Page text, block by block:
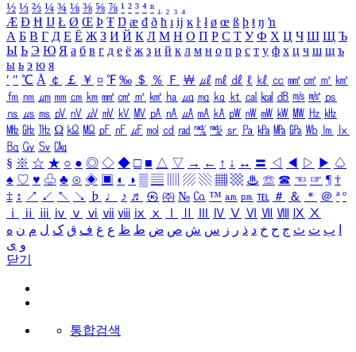
½ ⅓ ⅔ ¼ ¾ ⅛ ⅜ ⅝ ⅞ ¹ ² ³ ⁴ ⁿ ₁ ₂ ₃ ₄
Æ Ð Ħ Ĳ Ł Ø Œ Þ Ŧ Ŋ æ đ ð ħ ı ĳ ĸ ŀ ł ø œ ß þ ŧ ŋ ŉ
А Б В Г Д Е Ё Ж З И Й К Л М Н О П Р С Т У Ф Х Ц Ч Ш Щ Ъ
Ы Ь Э Ю Я а б в г д е ё ж з и й к л м н о п р с т у ф х ц ч ш щ ъ
ы ь э ю я
′ ″ ℃ Å ￠ ￡ ￥ ¤ ℉ ‰ ＄ ％ Ｆ ￦ ㎕ ㎖ ㎗ ℓ ㎘ ㏄ ㎣ ㎤ ㎥ ㎦
㎙ ㎚ ㎛ ㎜ ㎝ ㎞ ㎟ ㎠ ㎡ ㎢ ㏊ ㎍ ㎎ ㎏ ㏏ ㎈ ㎉ ㏈ ㎧ ㎨ ㎰
㎱ ㎲ ㎳ ㎴ ㎵ ㎶ ㎷ ㎸ ㎹ ㎀ ㎁ ㎂ ㎃ ㎄ ㎺ ㎻ ㎽ ㎾ ㎿ ㎐ ㎑
㎒ ㎓ ㎔ Ω ㏀ ㏁ ㎊ ㎋ ㎌ ㏖ ㏅ ㎭ ㎮ ㎯ ㏛ ㎩ ㎪ ㎫ ㎬ ㏝ ㏐
㏓
㏃ ㏉ ㏜ ㏆
§ ※ ☆ ★ ○ ● ◎ ◇ ◆ □ ■ △ ▽ → ← ↑ ↓ ↔ 〓 ◁ ◀ ▷ ▶ ♤
♠ ♡ ♥ ♧ ♣ ⊙ ◈ ▣ ◐ ◑ ▒ ▤ ▨ ▧ ▦ ▩ ♨ ☏ ☎ ☜ ☞ ¶ †
‡ ↕ ↗ ↙ ↖ ↘ ♭ ♩ ♪ ♬ ㉿ ㈜ № ㏇ ™ ㏂ ㏘ ℡ ＃ ＆ ＊ ＠ ª º
ⅰ
ⅱ ⅲ ⅳ ⅴ ⅵ ⅶ ⅷ ⅸ ⅹ Ⅳ Ⅴ Ⅵ Ⅶ Ⅷ Ⅸ Ⅹ
ب ت ث ج ح خ د ذ ر ز س ش ص ض ط ظ ع غ ف ق ک ل م ن ه
و ی
닫기
통합검색